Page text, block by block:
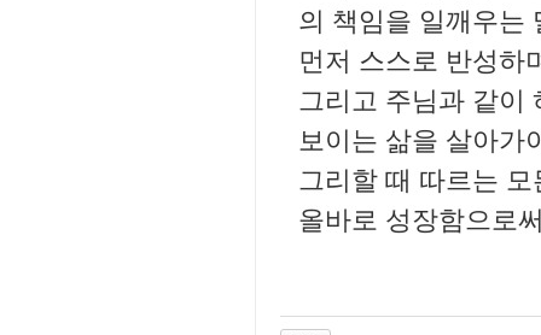
의 책임을 일깨우는
먼저 스스로 반성하
그리고 주님과 같이
보이는 삶을 살아가
그리할 때 따르는
올바로 성장함으로